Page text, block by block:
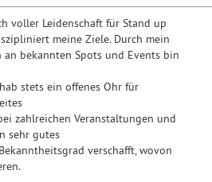
voller Leidenschaft für Stand up
meine Ziele. Durch mein
bekannten Spots und Events bin
stets ein offenes Ohr für
zahlreichen Veranstaltungen und
sehr gutes
verschafft, wovon